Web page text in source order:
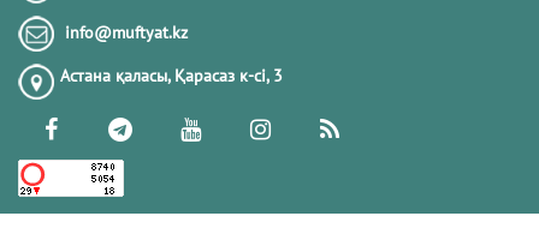
info@muftyat.kz
Астана қаласы, Қарасаз к-сi, 3